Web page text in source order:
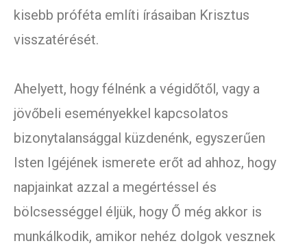
kisebb próféta említi írásaiban Krisztus
visszatérését.
Ahelyett, hogy félnénk a végidőtől, vagy a
jövőbeli eseményekkel kapcsolatos
bizonytalansággal küzdenénk, egyszerűen
Isten Igéjének ismerete erőt ad ahhoz, hogy
napjainkat azzal a megértéssel és
bölcsességgel éljük, hogy Ő még akkor is
munkálkodik, amikor nehéz dolgok vesznek